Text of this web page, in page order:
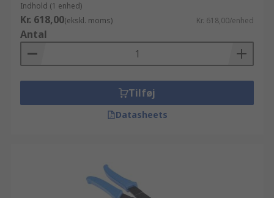
Indhold (1 enhed)
Kr. 618,00(ekskl. moms) Kr. 618,00/enhed
Antal
Tilføj
Datasheets